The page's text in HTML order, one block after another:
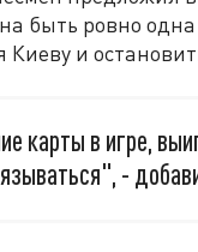
быть ровно
Киеву и
карты в игре,
-